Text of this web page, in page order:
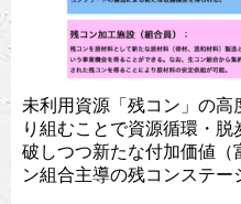
未利用資源「残コン」の高
り組むことで資源循環・
破しつつ新たな付加価値（
ン組合主導の残コンステー